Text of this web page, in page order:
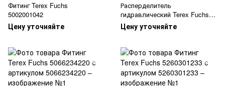
Фитинг Terex Fuchs
5002001042
Цену уточняйте
Расперделитель
гидравлический Terex Fuchs
5154649945
Цену уточняйте